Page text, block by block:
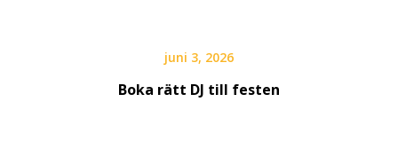
juni 3, 2026
Boka rätt DJ till festen